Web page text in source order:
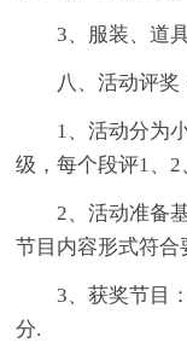
3、服装、道
八、活动评奖
1、活动分为
级，每个段评1、2
2、活动准备
节目内容形式符合
3、获奖节目
分.